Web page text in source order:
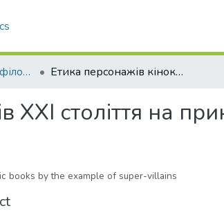
Факультет історії та філософії Етика персонажів кінокоміксів XXI століття на прикладі суперлиходіїв
XXI століття на
books by the example of super-villains